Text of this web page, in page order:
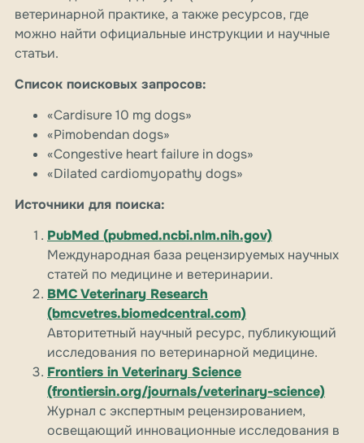
ветеринарной практике, а также ресурсов, где
можно найти официальные инструкции и научные
статьи.
Список поисковых запросов:
«Cardisure 10 mg dogs»
«Pimobendan dogs»
«Congestive heart failure in dogs»
«Dilated cardiomyopathy dogs»
Источники для поиска:
PubMed (pubmed.ncbi.nlm.nih.gov)
Международная база рецензируемых научных
статей по медицине и ветеринарии.
BMC Veterinary Research
(bmcvetres.biomedcentral.com)
Авторитетный научный ресурс, публикующий
исследования по ветеринарной медицине.
Frontiers in Veterinary Science
(frontiersin.org/journals/veterinary-science)
Журнал с экспертным рецензированием,
освещающий инновационные исследования в